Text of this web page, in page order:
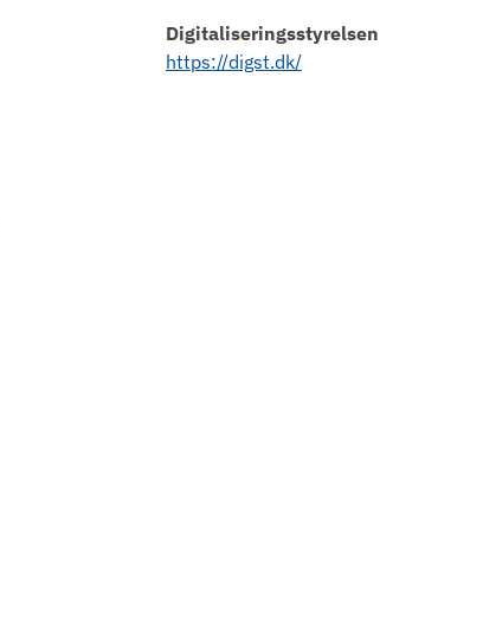
Digitaliseringsstyrelsen
https://digst.dk/